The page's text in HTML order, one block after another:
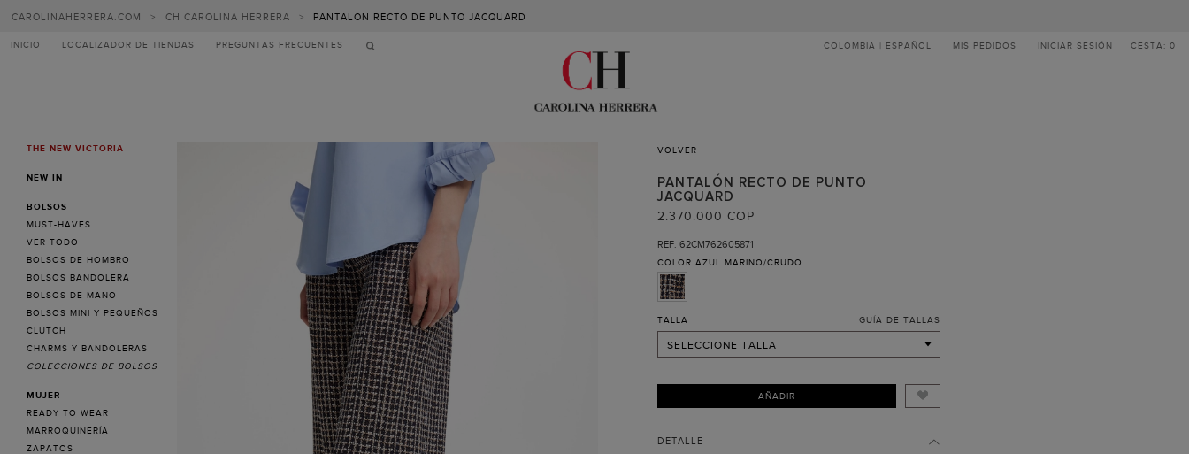
CAROLINAHERRERA.COM > CH CAROLINA HERRERA > PANTALON RECTO DE PUNTO JACQUARD
INICIO LOCALIZADOR DE TIENDAS PREGUNTAS FRECUENTES COLOMBIA | ESPAÑOL MIS PEDIDOS INICIAR SESIÓN CESTA: 0
MENUTHE NEW VICTORIA
NEW IN
BOLSOS
MUST-HAVES
VER TODO
BOLSOS DE HOMBRO
BOLSOS BANDOLERA
BOLSOS DE MANO
BOLSOS MINI Y PEQUEÑOS
CLUTCH
CHARMS Y BANDOLERAS
COLECCIONES DE BOLSOS
MUJER
READY TO WEAR
MARROQUINERÍA
ZAPATOS
VOLVER
PANTALÓN RECTO DE PUNTO
JACQUARD
2.370.000 COP
REF. 62CM762605871
COLOR AZUL MARINO/CRUDO
TALLA
SELECCIONE TALLA
S
M
L GUÍA DE TALLAS
AÑADIR
DETALLE